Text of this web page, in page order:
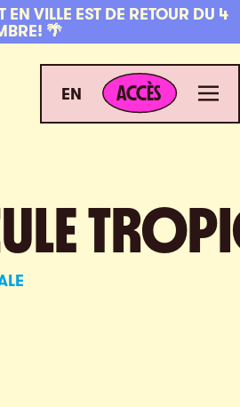
EN VILLE EST DE RETOUR DU 4
🌴
du-Courant
EN
ACCÈS
ACCÈS Menu